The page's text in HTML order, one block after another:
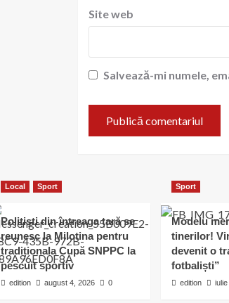
Site web
Salvează-mi numele,
Local Sport
Polițiști din întreaga țară se
reunesc la Milotina pentru
tradiționala Cupă SNPPC la
pescuit sportiv
edition august 4, 2026 0
Sport
Modelu
tinerilor!
devenit o
fotbaliști”
edition